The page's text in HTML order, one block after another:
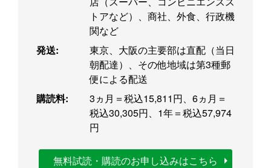
トアなど）、商社、外食、行政機
関など
発送:
東京、大阪の主要部は直配（当日
朝配達）、その他地域は第3種郵
便による配送
購読料:
3ヵ月＝税込15,811円、6ヵ月＝
税込30,305円、1年＝税込57,974
円
無料試読・購読のお申し込みはこちら